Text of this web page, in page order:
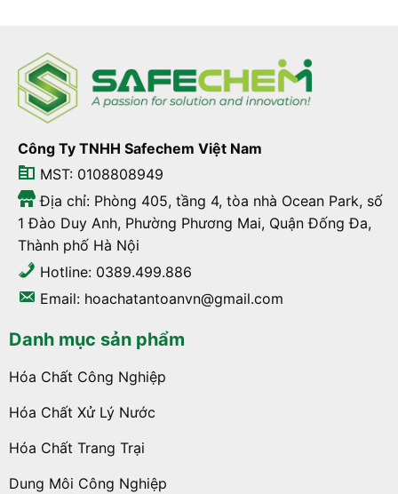
Công Ty TNHH Safechem Việt Nam
MST: 0108808949
Địa chỉ: Phòng 405, tầng 4, tòa nhà Ocean Park, số
1 Đào Duy Anh, Phường Phương Mai, Quận Đống Đa,
Thành phố Hà Nội
Hotline: 0389.499.886
Email: hoachatantoanvn@gmail.com
Danh mục sản phẩm
Hóa Chất Công Nghiệp
Hóa Chất Xử Lý Nước
Hóa Chất Trang Trại
Dung Môi Công Nghiệp